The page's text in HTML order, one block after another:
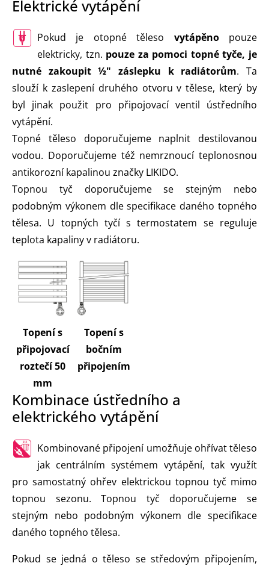
Elektrické vytápění
Pokud je otopné těleso vytápěnopouze
elektricky, tzn. pouze za pomoci topné tyče, je
nutné zakoupit ½" záslepku k radiátorům. Ta
slouží k zaslepení druhého otvoru v tělese, který by
byl jinak použit pro připojovací ventil ústředního
vytápění.
Topné těleso doporučujeme naplnit destilovanou
vodou. Doporučujeme též nemrznoucí teplonosnou
antikorozní kapalinou značky LIKIDO.
Topnou tyč doporučujeme se stejným nebo
podobným výkonem dle specifikace daného topného
tělesa. U topných tyčí s termostatem se reguluje
teplota kapaliny v radiátoru.
Topení s
připojovací
roztečí 50
mm
Topení s
bočním
připojením
Kombinace ústředního a
elektrického vytápění
Kombinované připojení umožňuje ohřívat těleso
jak centrálním systémem vytápění, tak využít
pro samostatný ohřev elektrickou topnou tyč mimo
topnou sezonu. Topnou tyč doporučujeme se
stejným nebo podobným výkonem dle specifikace
daného topného tělesa.
Pokud se jedná o těleso se středovým připojením,